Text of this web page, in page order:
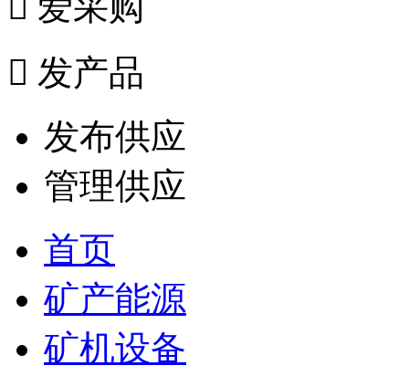
 发产品
发布供应
管理供应
首页
矿产能源
矿机设备